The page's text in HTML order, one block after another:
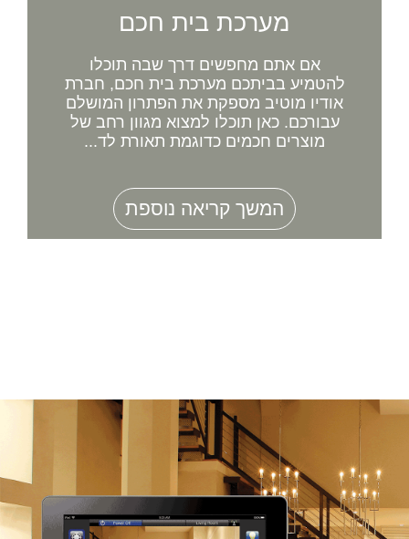
מערכת בית חכם
אם אתם מחפשים דרך שבה תוכלו
להטמיע בביתכם מערכת בית חכם, חברת
אודיו מוטיב מספקת את הפתרון המושלם
עבורכם. כאן תוכלו למצוא מגוון רחב של
מוצרים חכמים כדוגמת תאורת לד...
המשך קריאה נוספת